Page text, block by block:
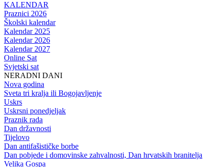
KALENDAR
Praznici 2026
Školski kalendar
Kalendar 2025
Kalendar 2026
Kalendar 2027
Online Sat
Svjetski sat
NERADNI DANI
Nova godina
Sveta tri kralja ili Bogojavljenje
Uskrs
Uskrsni ponedjeljak
Praznik rada
Dan državnosti
Tijelovo
Dan antifašističke borbe
Dan pobjede i domovinske zahvalnosti, Dan hrvatskih branitelja
Velika Gospa